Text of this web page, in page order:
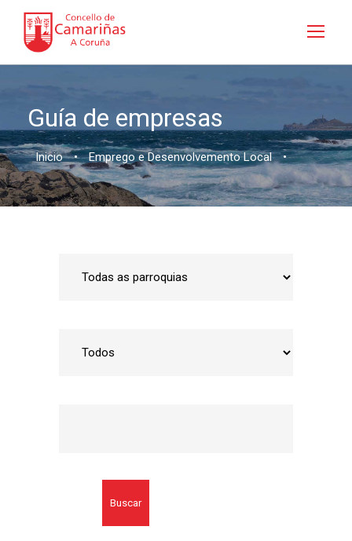
Guía de empresas
Inicio • Emprego e Desenvolvemento Local •
Buscar